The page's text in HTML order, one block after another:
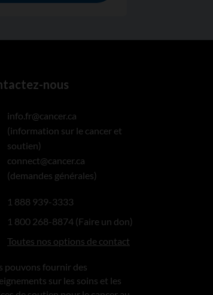
nous
info.fr@cancer.ca
(information sur le cancer et
soutien)
connect@cancer.ca
(demandes générales)
1 888 939-3333
1 800 268-8874 (Faire un don)
Toutes nos options de contact
pouvons fournir des
sur les soins et les